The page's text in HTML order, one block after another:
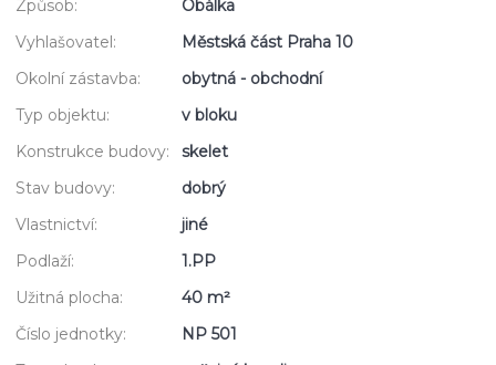
Způsob:
Obálka
Vyhlašovatel:
Městská část Praha 10
Okolní zástavba:
obytná - obchodní
Typ objektu:
v bloku
Konstrukce budovy:
skelet
Stav budovy:
dobrý
Vlastnictví:
jiné
Podlaží:
1.PP
Užitná plocha:
40 m²
Číslo jednotky:
NP 501